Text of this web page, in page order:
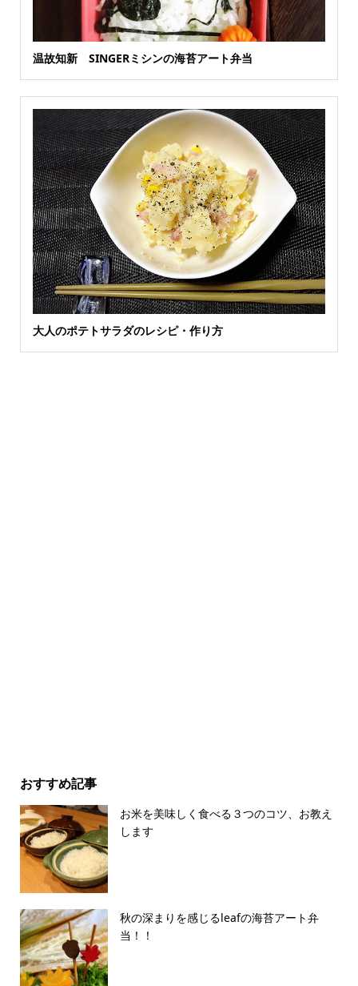
温故知新 SINGERミシンの海苔アート弁当
大人のポテトサラダのレシピ・作り方
おすすめ記事
お米を美味しく食べる３つのコツ、お教え
します
秋の深まりを感じるleafの海苔アート弁
当！！